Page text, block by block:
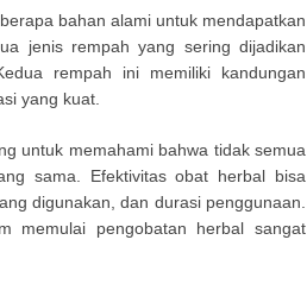
bahan alami untuk mendapatkan
jenis rempah yang sering dijadikan
rempah ini memiliki kandungan
yang kuat.
untuk memahami bahwa tidak semua
sama. Efektivitas obat herbal bisa
digunakan, dan durasi penggunaan.
memulai pengobatan herbal sangat